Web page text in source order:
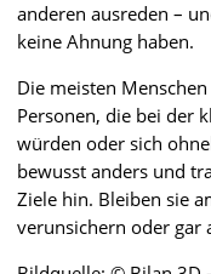
anderen ausreden –
keine Ahnung haben.
Die meisten
Personen, die bei der
würden oder sich
bewusst anders und
Ziele hin. Bleiben sie
verunsichern oder gar